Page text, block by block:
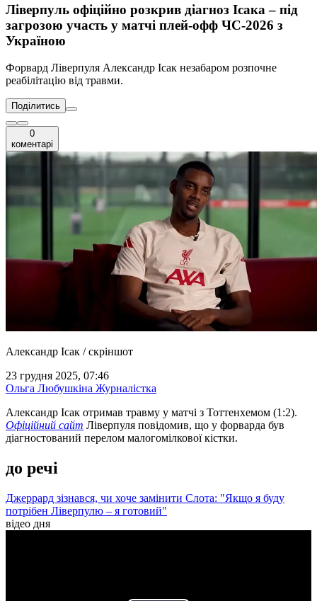
Ліверпуль офіційно розкрив діагноз Ісака – під
загрозою участь у матчі плей-офф ЧС-2026 з
Україною
Форвард Ліверпуля Александр Ісак незабаром розпочне
реабілітацію від травми.
Поділитись
0
коментарі
Александр Ісак / скріншот
23 грудня 2025, 07:46
Ольга Любушкіна Журналістка
Александр Ісак отримав травму у матчі з Тоттенхемом (1:2).
Офіційний сайт Ліверпуля повідомив, що у форварда був
діагностований перелом малогомілкової кістки.
до речі
Джеррард зізнався, чи хоче замінити Слота: "Якщо я буду
потрібен Ліверпулю – я готовий"
відео дня